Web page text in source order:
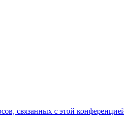
связанных с этой